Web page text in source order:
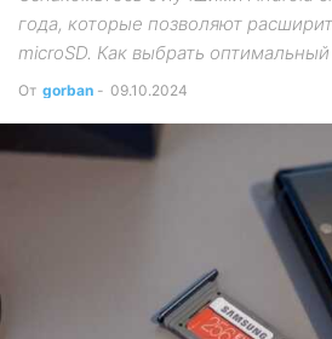
года, которые позволяют
microSD. Как выбрать оптимальный
От gorban - 09.10.2024